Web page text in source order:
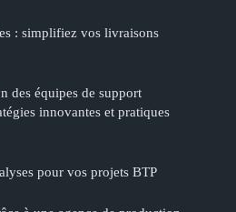
: simplifiez vos livraisons
des équipes de support
innovantes et pratiques
pour vos projets BTP